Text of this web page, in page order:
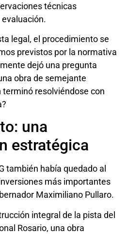
técnicas
legal, el procedimiento se
previstos por la normativa
dejó una pregunta
obra de semejante
resolviéndose con
una
estratégica
también había quedado al
más importantes
Maximiliano Pullaro.
integral de la pista del
Rosario, una obra